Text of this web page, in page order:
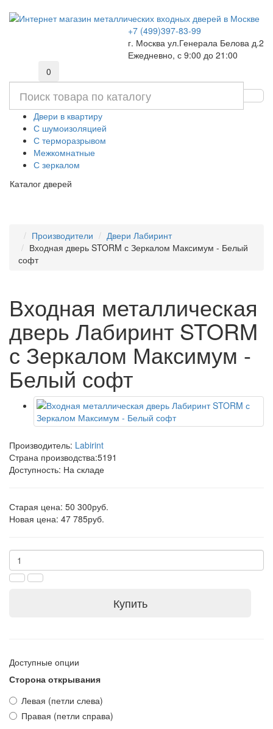
+7 (499)397-83-99
г. Москва ул.Генерала Белова д.2
Ежедневно, с 9:00 до 21:00
0
Двери в квартиру
С шумоизоляцией
С терморазрывом
Межкомнатные
С зеркалом
Каталог дверей
Производители
Двери Лабиринт
Входная дверь STORM с Зеркалом Максимум - Белый
софт
Входная металлическая
дверь Лабиринт STORM
с Зеркалом Максимум -
Белый софт
Производитель: Labirint
Страна производства:5191
Доступность: На складе
Старая цена: 50 300руб.
Новая цена: 47 785руб.
Купить
Доступные опции
Сторона открывания
Левая (петли слева)
Правая (петли справа)